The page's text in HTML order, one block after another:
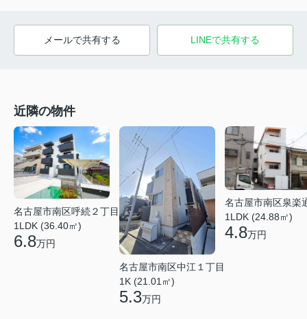
メールで共有する LINEで共有する
近隣の物件
名古屋市南区呼続２丁目
1LDK (36.40㎡)
6.8万円
名古屋市南区中江１丁目
1K (21.01㎡)
5.3万円
名古屋市南区泉楽
1LDK (24.88㎡)
4.8万円